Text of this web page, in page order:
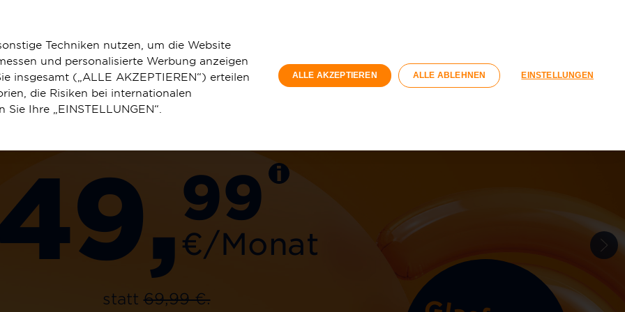
Registrieren
1 Gbit/s
99
€/Monat
statt69,99 €.
Techniken nutzen, um die Website
und personalisierte Werbung anzeigen
insgesamt („ALLE AKZEPTIEREN“) erteilen
die Risiken bei internationalen
Ihre „EINSTELLUNGEN“.
ALLE AKZEPTIEREN ALLE ABLEHNEN EINSTELLUNGEN